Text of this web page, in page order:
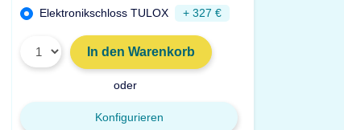
Elektronikschloss TULOX
+ 327 €
In den Warenkorb
oder
Konfigurieren